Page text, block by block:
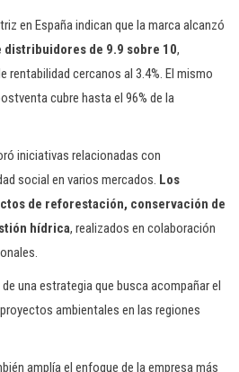
en España indican que la marca alcanzó
de 9.9 sobre 10,
rentabilidad cercanos al 3.4%. El mismo
cubre hasta el 96% de la
iniciativas relacionadas con
social en varios mercados. Los
de reforestación, conservación de
hídrica, realizados en colaboración
una estrategia que busca acompañar el
ambientales en las regiones
amplía el enfoque de la empresa más